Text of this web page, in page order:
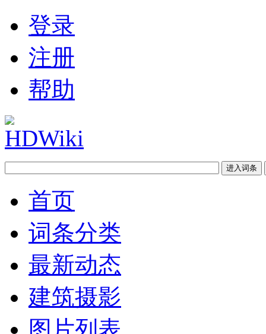
登录
注册
帮助
首页
词条分类
最新动态
建筑摄影